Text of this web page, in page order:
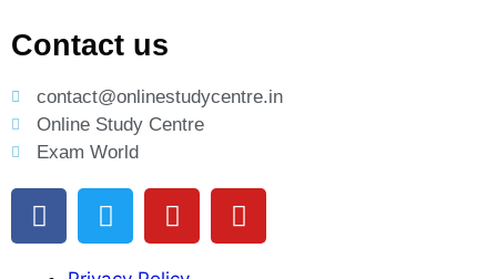
Contact us
contact@onlinestudycentre.in
Online Study Centre
Exam World